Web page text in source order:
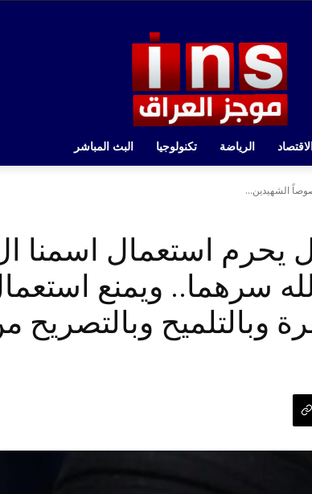
الرياضة تكنولوجيا البث المباشر
الشهيدين...
يحرم استعمال
سرهما.. ويمنع
وبالتلميح